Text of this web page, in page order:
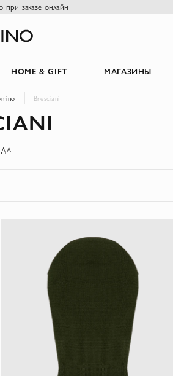
при заказе онлайн
HOME & GIFT МАГАЗИНЫ
Bresciani